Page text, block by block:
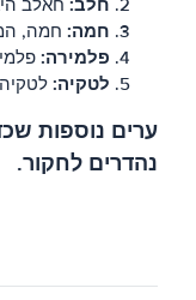
חאלב היא
חמה: חמה,
פלמירה:
לטקיה:
ערים נוספות
נהדרים לחקור.